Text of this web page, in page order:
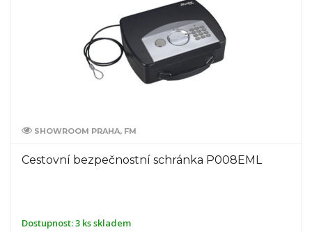
SHOWROOM PRAHA, FM
Cestovní bezpečnostní schránka P008EML
Dostupnost:3 ks skladem